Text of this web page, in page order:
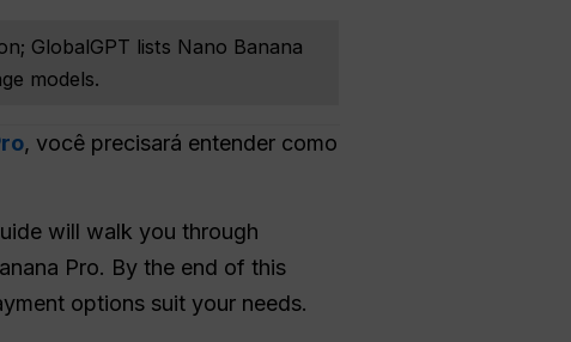
GlobalGPT lists Nano Banana
models.
, você precisará entender como
will walk you through
Pro. By the end of this
options suit your needs.